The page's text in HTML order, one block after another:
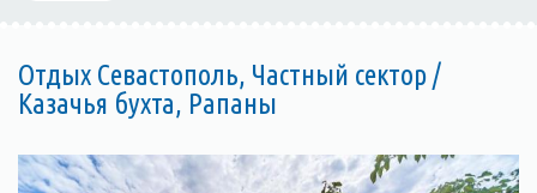
Отдых Севастополь, Частный сектор /
Казачья бухта, Рапаны